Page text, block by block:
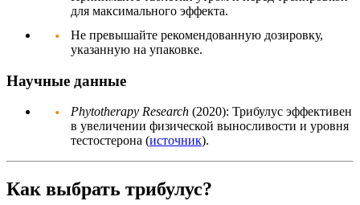
для максимального эффекта.
Не превышайте рекомендованную дозировку,
указанную на упаковке.
Научные данные
Phytotherapy Research (2020): Трибулус эффективен
в увеличении физической выносливости и уровня
тестостерона (источник).
Как выбрать трибулус?